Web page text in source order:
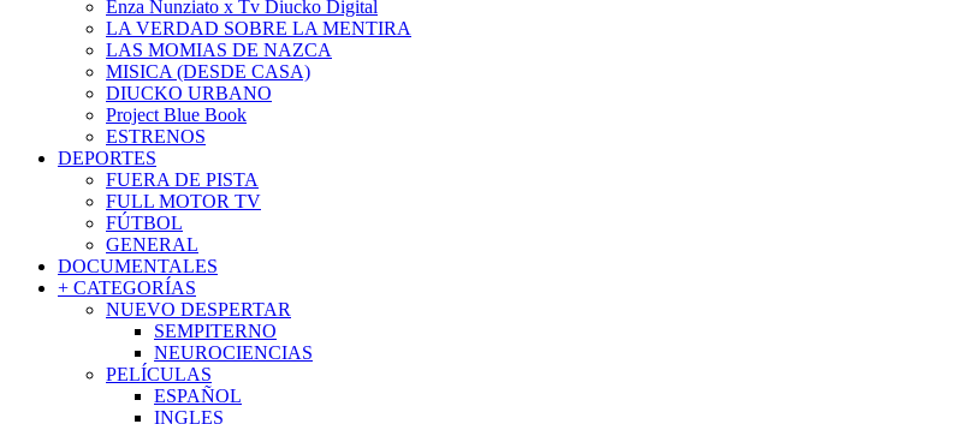
Enza Nunziato x Tv Diucko Digital
LA VERDAD SOBRE LA MENTIRA
LAS MOMIAS DE NAZCA
MISICA (DESDE CASA)
DIUCKO URBANO
Project Blue Book
ESTRENOS
DEPORTES
FUERA DE PISTA
FULL MOTOR TV
FÚTBOL
GENERAL
DOCUMENTALES
+ CATEGORÍAS
NUEVO DESPERTAR
SEMPITERNO
NEUROCIENCIAS
PELÍCULAS
ESPAÑOL
INGLES